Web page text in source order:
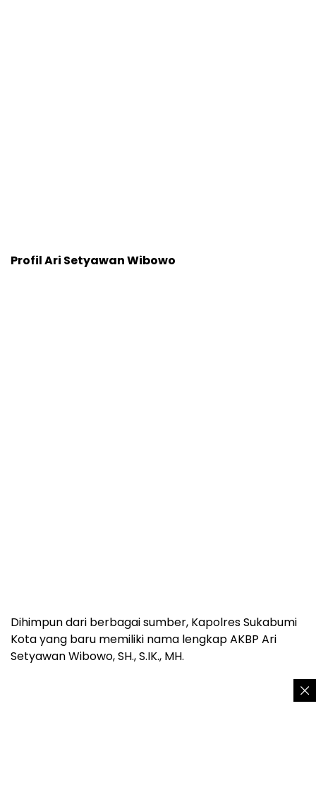
Profil Ari Setyawan Wibowo
Dihimpun dari berbagai sumber, Kapolres Sukabumi
Kota yang baru memiliki nama lengkap AKBP Ari
Setyawan Wibowo, SH., S.IK., MH.